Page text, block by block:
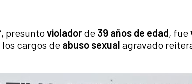
presunto violador de 39 años de edad, fue
cargos de abuso sexual agravado